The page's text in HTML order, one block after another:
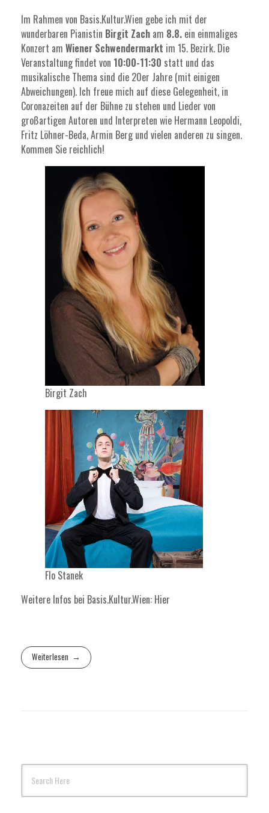
Im Rahmen von Basis.Kultur.Wien gebe ich mit der
wunderbaren Pianistin Birgit Zach am 8.8. ein einmaliges
Konzert am Wiener Schwendermarkt im 15. Bezirk. Die
Veranstaltung findet von 10:00-11:30 statt und das
musikalische Thema sind die 20er Jahre (mit einigen
Abweichungen). Ich freue mich auf diese Gelegenheit, in
Coronazeiten auf der Bühne zu stehen und Lieder von
großartigen Autoren und Interpreten wie Hermann Leopoldi,
Fritz Löhner-Beda, Armin Berg und vielen anderen zu singen.
Kommen Sie reichlich!
Birgit Zach
Flo Stanek
Weitere Infos bei Basis.Kultur.Wien: Hier
Weiterlesen